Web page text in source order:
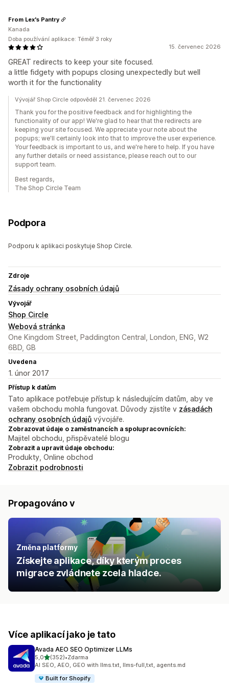
15. červenec 2026
GREAT redirects to keep your site focused.
a little fidgety with popups closing unexpectedly but well
worth it for the functionality
From Lex's Pantry
Kanada
Doba používání aplikace: Téměř 3 roky
Vývojář Shop Circle odpověděl 21. červenec 2026
Thank you for the positive feedback and for highlighting the
functionality of our app! We're glad to hear that the redirects are
keeping your site focused. We appreciate your note about the
popups; we'll certainly look into that to improve the user experience.
Your feedback is important to us, and we're here to help. If you have
any further details or need assistance, please reach out to our
support team.
Best regards,
The Shop Circle Team
Podpora
Podporu k aplikaci poskytuje Shop Circle.
Zdroje
Zásady ochrany osobních údajů
Vývojář
Shop Circle
Webová stránka
One Kingdom Street, Paddington Central, London, ENG, W2
6BD, GB
Uvedena
1. únor 2017
Přístup k datům
Tato aplikace potřebuje přístup k následujícím datům, aby ve
vašem obchodu mohla fungovat. Důvody zjistíte v zásadách
ochrany osobních údajů vývojáře.
Zobrazovat údaje o zaměstnancích a spolupracovnících:
Majitel obchodu, přispěvatelé blogu
Zobrazit a upravit údaje obchodu:
Produkty, Online obchod
Zobrazit podrobnosti
Propagováno v
Změna platformy
Získejte aplikace, díky kterým proces
migrace zvládnete zcela hladce.
Více aplikací jako je tato
Avada AEO SEO Optimizer LLMs
5,0z 5 hvězd
(352)
Celkový počet recenzí: 352
•Zdarma
AI SEO, AEO, GEO with llms.txt, llms-full,txt, agents.md
Built for Shopify